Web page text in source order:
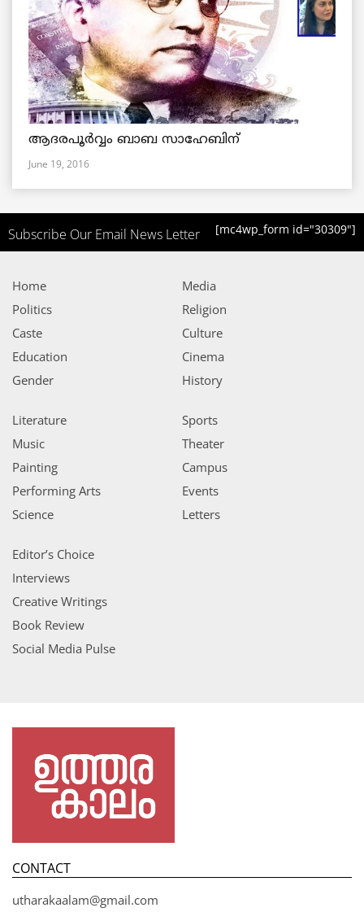
ആദരപൂര്‍വ്വം ബാബ സാഹേബിന്
June 19, 2016
Subscribe Our Email News Letter [mc4wp_form id="30309"]
Home
Politics
Caste
Education
Gender
Media
Religion
Culture
Cinema
History
Literature
Music
Painting
Performing Arts
Science
Sports
Theater
Campus
Events
Letters
Editor’s Choice
Interviews
Creative Writings
Book Review
Social Media Pulse
CONTACT
utharakaalam@gmail.com